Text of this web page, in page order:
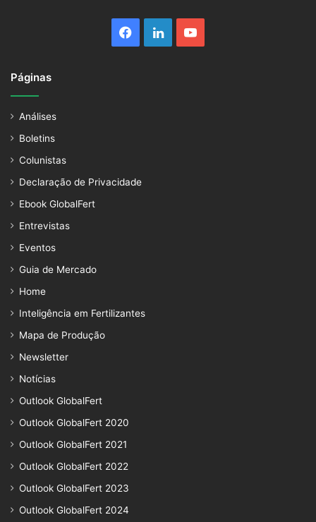
Facebook
LinkedinYouTube
Páginas
Análises
Boletins
Colunistas
Declaração de Privacidade
Ebook GlobalFert
Entrevistas
Eventos
Guia de Mercado
Home
Inteligência em Fertilizantes
Mapa de Produção
Newsletter
Notícias
Outlook GlobalFert
Outlook GlobalFert 2020
Outlook GlobalFert 2021
Outlook GlobalFert 2022
Outlook GlobalFert 2023
Outlook GlobalFert 2024